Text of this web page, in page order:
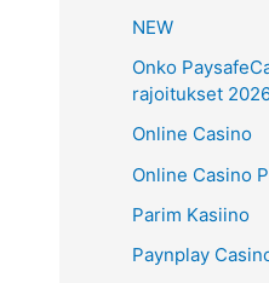
NEW
Onko
rajoitukset
Online Casino
Online Casino
Parim Kasiino
Paynplay